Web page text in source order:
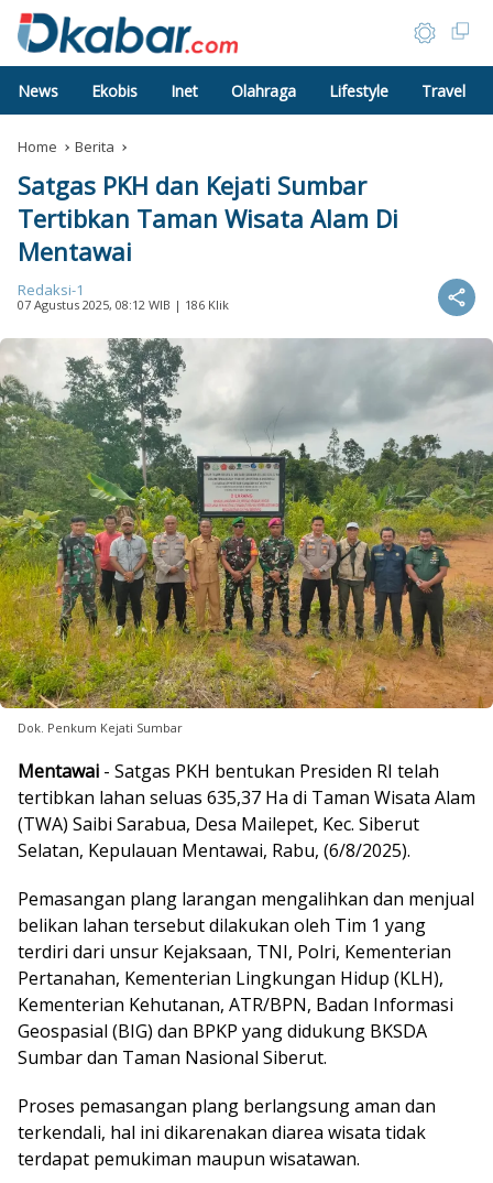
News Ekobis Inet Olahraga Lifestyle Travel
Home Berita
Satgas PKH dan Kejati Sumbar
Tertibkan Taman Wisata Alam Di
Mentawai
Redaksi-1
07 Agustus 2025, 08:12 WIB | 186 Klik
Dok. Penkum Kejati Sumbar
Mentawai - Satgas PKH bentukan Presiden RI telah
tertibkan lahan seluas 635,37 Ha di Taman Wisata Alam
(TWA) Saibi Sarabua, Desa Mailepet, Kec. Siberut
Selatan, Kepulauan Mentawai, Rabu, (6/8/2025).
Pemasangan plang larangan mengalihkan dan menjual
belikan lahan tersebut dilakukan oleh Tim 1 yang
terdiri dari unsur Kejaksaan, TNI, Polri, Kementerian
Pertanahan, Kementerian Lingkungan Hidup (KLH),
Kementerian Kehutanan, ATR/BPN, Badan Informasi
Geospasial (BIG) dan BPKP yang didukung BKSDA
Sumbar dan Taman Nasional Siberut.
Proses pemasangan plang berlangsung aman dan
terkendali, hal ini dikarenakan diarea wisata tidak
terdapat pemukiman maupun wisatawan.